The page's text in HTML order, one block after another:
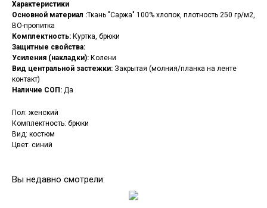
Характеристики
Основной материал :Ткань "Саржа" 100% хлопок, плотность 250 гр/м2,
ВО-пропитка
Комплектность: Куртка, брюки
Защитные свойства:
Усиления (накладки): Колени
Вид центральной застежки: Закрытая (молния/планка на ленте
контакт)
Наличие СОП: Да
Пол: женский
Комплектность: брюки
Вид: костюм
Цвет: синий
Вы недавно смотрели: